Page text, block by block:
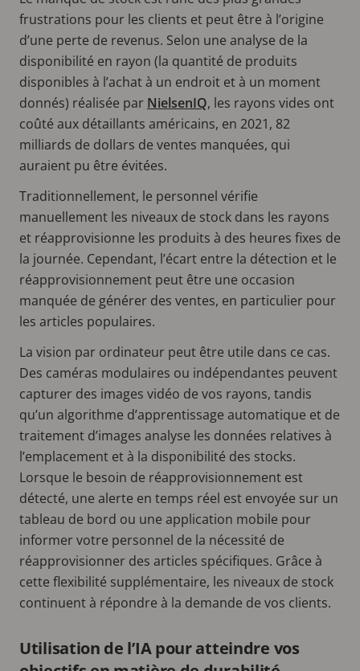
frustrations pour les clients et peut être à l’origine
d’une perte de revenus. Selon une analyse de la
disponibilité en rayon (la quantité de produits
disponibles à l’achat à un endroit et à un moment
donnés) réalisée par NielsenIQ, les rayons vides ont
coûté aux détaillants américains, en 2021, 82
milliards de dollars de ventes manquées, qui
auraient pu être évitées.
Traditionnellement, le personnel vérifie
manuellement les niveaux de stock dans les rayons
et réapprovisionne les produits à des heures fixes de
la journée. Cependant, l’écart entre la détection et le
réapprovisionnement peut être une occasion
manquée de générer des ventes, en particulier pour
les articles populaires.
La vision par ordinateur peut être utile dans ce cas.
Des caméras modulaires ou indépendantes peuvent
capturer des images vidéo de vos rayons, tandis
qu’un algorithme d’apprentissage automatique et de
traitement d’images analyse les données relatives à
l’emplacement et à la disponibilité des stocks.
Lorsque le besoin de réapprovisionnement est
détecté, une alerte en temps réel est envoyée sur un
tableau de bord ou une application mobile pour
informer votre personnel de la nécessité de
réapprovisionner des articles spécifiques. Grâce à
cette flexibilité supplémentaire, les niveaux de stock
continuent à répondre à la demande de vos clients.
Utilisation de l’IA pour atteindre vos